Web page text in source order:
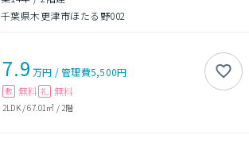
千葉県木更津市ほたる野002
7.9 万円 /管理費5,500円
敷 無料 礼 無料
2LDK/67.01㎡ / 2階